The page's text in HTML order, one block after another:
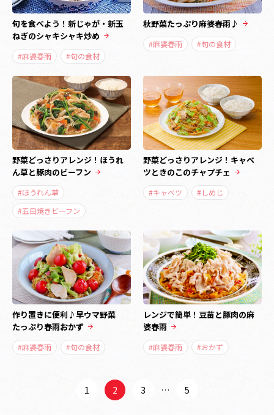
旬を食べよう！新じゃが・新玉
ねぎのシャキシャキ炒め
#麻婆春雨 #旬の食材
秋野菜たっぷり麻婆春雨♪
#麻婆春雨 #旬の食材
野菜どっさりアレンジ！ほうれ
ん草と豚肉のビーフン
#ほうれん草
#五目焼きビーフン
野菜どっさりアレンジ！キャベ
ツときのこのチャプチェ
#キャベツ #しめじ
作り置きに便利♪早ウマ野菜
たっぷり春雨おかず
#麻婆春雨 #旬の食材
レンジで簡単！豆苗と豚肉の麻
婆春雨
#麻婆春雨 #おかず
1 2 3 … 5